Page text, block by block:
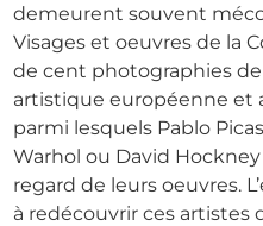
demeurent souvent
Visages et oeuvres de la
de cent photographies
artistique européenne et
parmi lesquels Pablo
Warhol ou David
regard de leurs oeuvres.
à redécouvrir ces artistes